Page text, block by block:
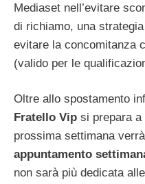
Mediaset nell’evitare
di richiamo, una
evitare la concomitanza
(valido per le
Oltre allo spostamento
Fratello Vip si prepara
prossima settimana
appuntamento
non sarà più dedicata